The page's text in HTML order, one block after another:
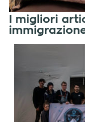
I migliori